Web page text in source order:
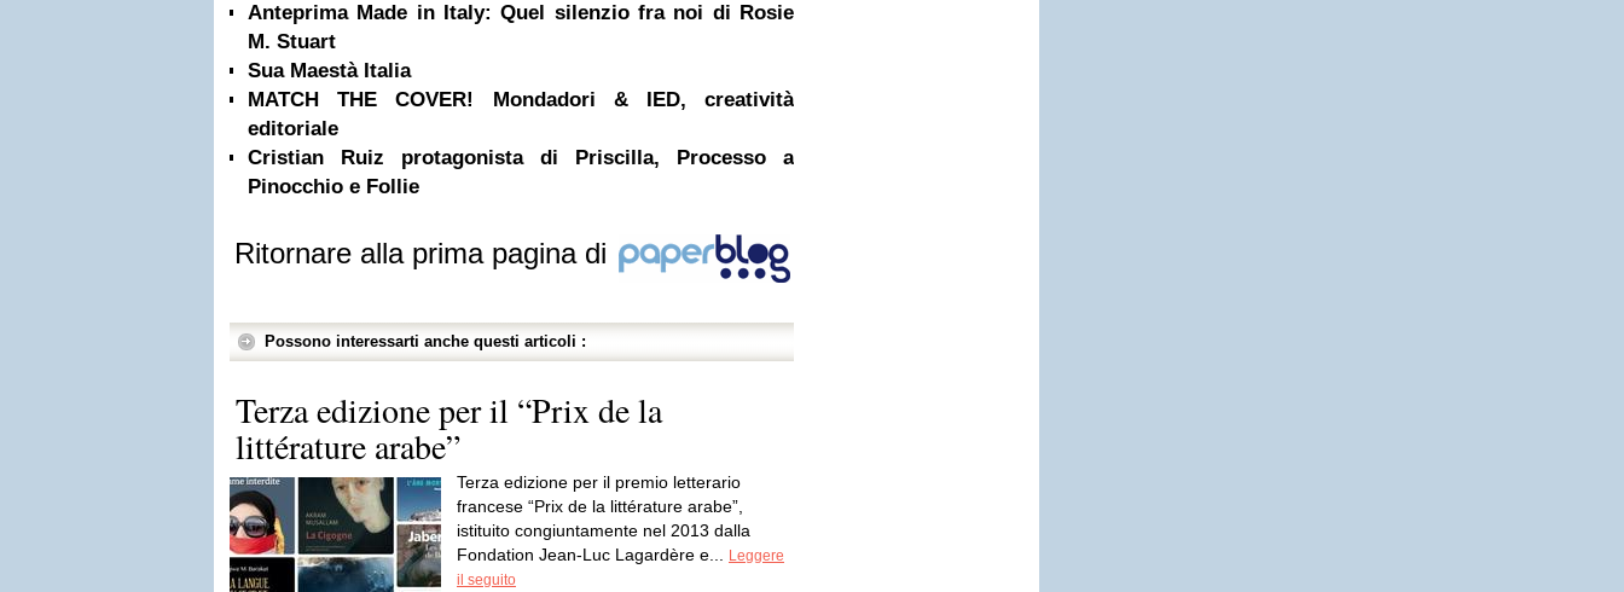
Anteprima Made in Italy: Quel silenzio fra noi di Rosie
M. Stuart
Sua Maestà Italia
MATCH THE COVER! Mondadori & IED, creatività
editoriale
Cristian Ruiz protagonista di Priscilla, Processo a
Pinocchio e Follie
Ritornare alla prima pagina di
Possono interessarti anche questi articoli :
Terza edizione per il “Prix de la
littérature arabe”
Terza edizione per il premio letterario
francese “Prix de la littérature arabe”,
istituito congiuntamente nel 2013 dalla
Fondation Jean-Luc Lagardère e...
Leggere
il seguito